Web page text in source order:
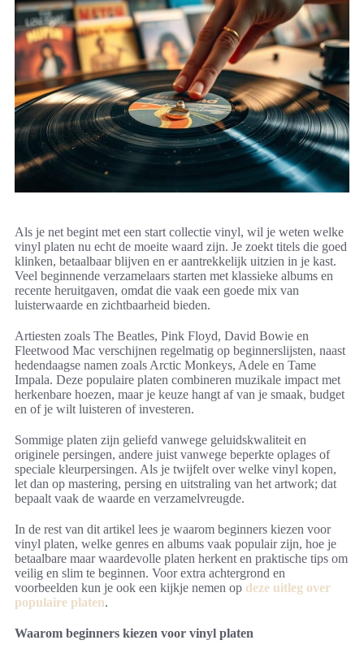
Als je net begint met een start collectie vinyl, wil je weten welke
vinyl platen nu echt de moeite waard zijn. Je zoekt titels die goed
klinken, betaalbaar blijven en er aantrekkelijk uitzien in je kast.
Veel beginnende verzamelaars starten met klassieke albums en
recente heruitgaven, omdat die vaak een goede mix van
luisterwaarde en zichtbaarheid bieden.
Artiesten zoals The Beatles, Pink Floyd, David Bowie en
Fleetwood Mac verschijnen regelmatig op beginnerslijsten, naast
hedendaagse namen zoals Arctic Monkeys, Adele en Tame
Impala. Deze populaire platen combineren muzikale impact met
herkenbare hoezen, maar je keuze hangt af van je smaak, budget
en of je wilt luisteren of investeren.
Sommige platen zijn geliefd vanwege geluidskwaliteit en
originele persingen, andere juist vanwege beperkte oplages of
speciale kleurpersingen. Als je twijfelt over welke vinyl kopen,
let dan op mastering, persing en uitstraling van het artwork; dat
bepaalt vaak de waarde en verzamelvreugde.
In de rest van dit artikel lees je waarom beginners kiezen voor
vinyl platen, welke genres en albums vaak populair zijn, hoe je
betaalbare maar waardevolle platen herkent en praktische tips om
veilig en slim te beginnen. Voor extra achtergrond en
voorbeelden kun je ook een kijkje nemen op deze uitleg over
populaire platen.
Waarom beginners kiezen voor vinyl platen